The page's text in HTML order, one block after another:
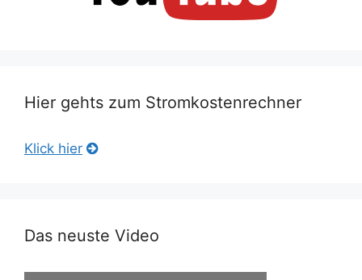
Hier gehts zum Stromkostenrechner
Klick hier
Das neuste Video